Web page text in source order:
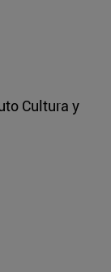
Cultura y